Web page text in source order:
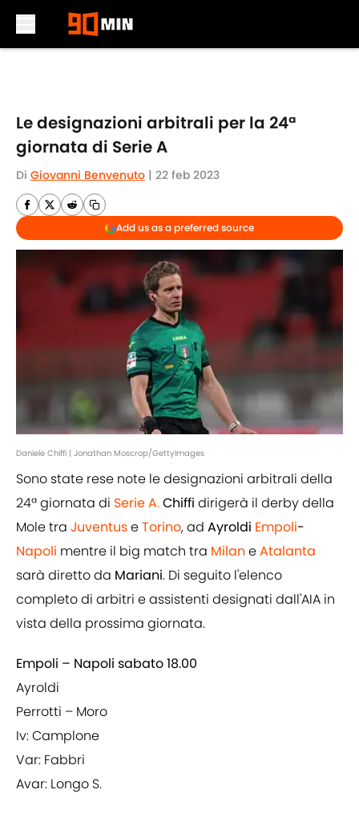
Le designazioni arbitrali per la 24ª
giornata di Serie A
Di Giovanni Benvenuto | 22 feb 2023
Add us as a preferred source
Daniele Chiffi | Jonathan Moscrop/GettyImages
Sono state rese note le designazioni arbitrali della
24ª giornata di Serie A.Chiffi dirigerà il derby della
Mole tra JuventuseTorino, ad Ayroldi Empoli-
Napoli mentre il big match tra Milan eAtalanta
sarà diretto da Mariani. Di seguito l'elenco
completo di arbitri e assistenti designati dall'AIA in
vista della prossima giornata.
Empoli – Napoli sabato 18.00
Ayroldi
Perrotti – Moro
Iv: Camplone
Var: Fabbri
Avar: Longo S.